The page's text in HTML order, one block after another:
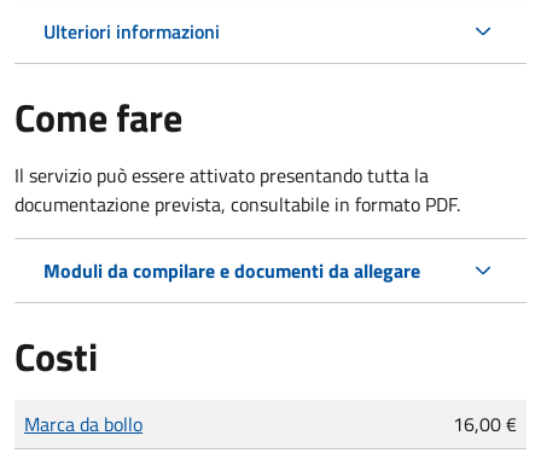
Ulteriori informazioni
Come fare
Il servizio può essere attivato presentando tutta la
documentazione prevista, consultabile in formato PDF.
Moduli da compilare e documenti da allegare
Costi
Tipo di pagamento
Importo
Marca da bollo 16,00 €